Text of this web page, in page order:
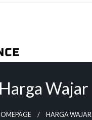
Harga Wajar
HARGA WAJAR